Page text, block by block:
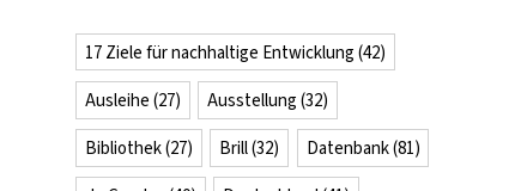
17 Ziele für nachhaltige Entwicklung (42)
Ausleihe (27) Ausstellung (32)
Bibliothek(27) Brill(32) Datenbank(81)